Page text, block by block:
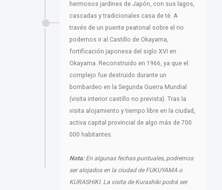
hermosos jardines de Japón, con sus lagos,
cascadas y tradicionales casa de té. A
través de un puente peatonal sobre el rio
podemos ir al Castillo de Okayama,
fortificación japonesa del siglo XVI en
Okayama. Reconstruido en 1966, ya que el
complejo fue destruido durante un
bombardeo en la Segunda Guerra Mundial
(visita interior castillo no prevista). Tras la
visita alojamiento y tiempo libre en la ciudad,
activa capital provincial de algo más de 700
000 habitantes.
Nota:En algunas fechas puntuales, podremos
ser alojados en la ciudad de FUKUYAMA o
KURASHIKI. La visita de Kurashiki podrá ser